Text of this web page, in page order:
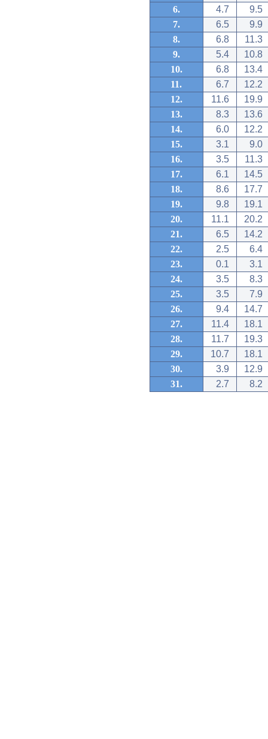
6.
4.7
9.5
7.
6.5
9.9
8.
6.8
11.3
9.
5.4
10.8
10.
6.8
13.4
11.
6.7
12.2
12.
11.6
19.9
13.
8.3
13.6
14.
6.0
12.2
15.
3.1
9.0
16.
3.5
11.3
17.
6.1
14.5
18.
8.6
17.7
19.
9.8
19.1
20.
11.1
20.2
21.
6.5
14.2
22.
2.5
6.4
23.
0.1
3.1
24.
3.5
8.3
25.
3.5
7.9
26.
9.4
14.7
27.
11.4
18.1
28.
11.7
19.3
29.
10.7
18.1
30.
3.9
12.9
31.
2.7 8.2